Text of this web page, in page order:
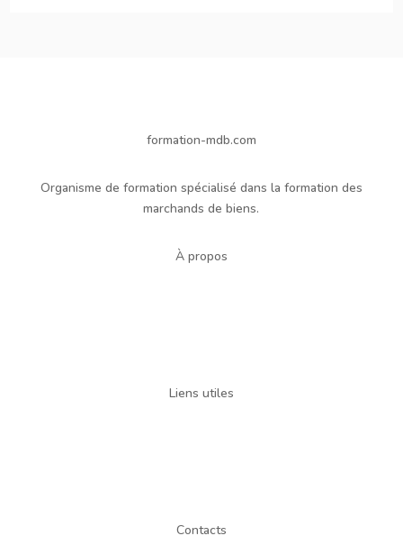
formation-mdb.com
Organisme de formation spécialisé dans la formation des
marchands de biens.
À propos
Liens utiles
Contacts